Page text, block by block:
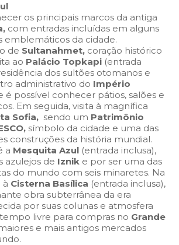
os principais marcos da antiga
com entradas incluídas em alguns
emblemáticos da cidade.
de Sultanahmet, coração histórico
ao Palácio Topkapi (entrada
dos sultões otomanos e
administrativo do Império
é possível conhecer pátios, salões e
Em seguida, visita à magnífica
Sofia, sendo um Patrimônio
símbolo da cidade e uma das
construções da história mundial.
a Mesquita Azul (entrada inclusa),
azulejos de Iznik e por ser uma das
do mundo com seis minaretes. Na
à Cisterna Basílica (entrada inclusa),
obra subterrânea da era
por suas colunas e atmosfera
livre para compras no Grande
e mais antigos mercados